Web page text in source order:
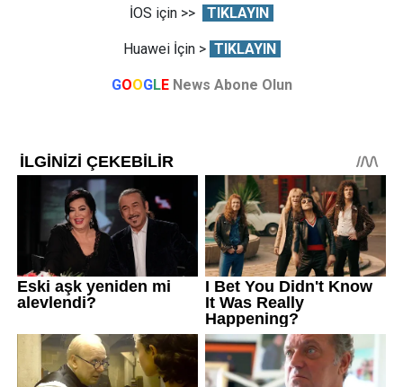
İOS için >> TIKLAYIN
Huawei İçin > TIKLAYIN
GOOGLE News Abone Olun